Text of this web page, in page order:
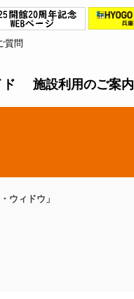
質問
施設利用のご案内
ウィドウ」